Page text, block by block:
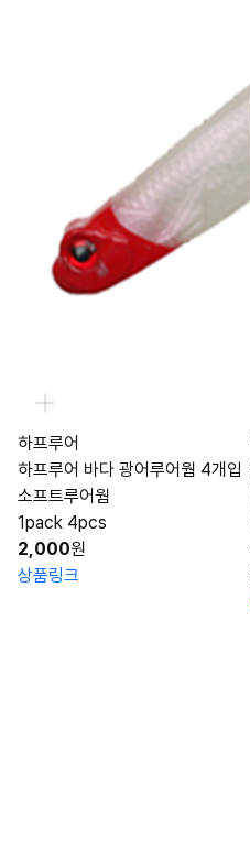
하프루어
하프루어 바다 광어루어웜 4개입
소프트루어웜
1pack 4pcs
2,000원
상품링크